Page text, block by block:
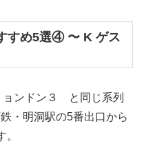
すめ5選④ 〜 K ゲス
ンドン３ と同じ系列
・明洞駅の5番出口から